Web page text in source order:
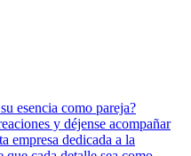
esencia como pareja?
y déjense acompañar
empresa dedicada a la